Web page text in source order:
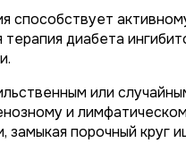
способствует
диабета
или
и
порочный круг